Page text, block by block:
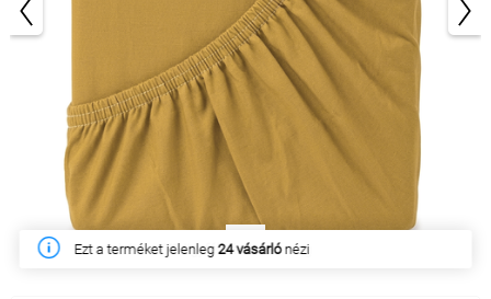
Ezen a héten273 ügyfélvásárolta meg